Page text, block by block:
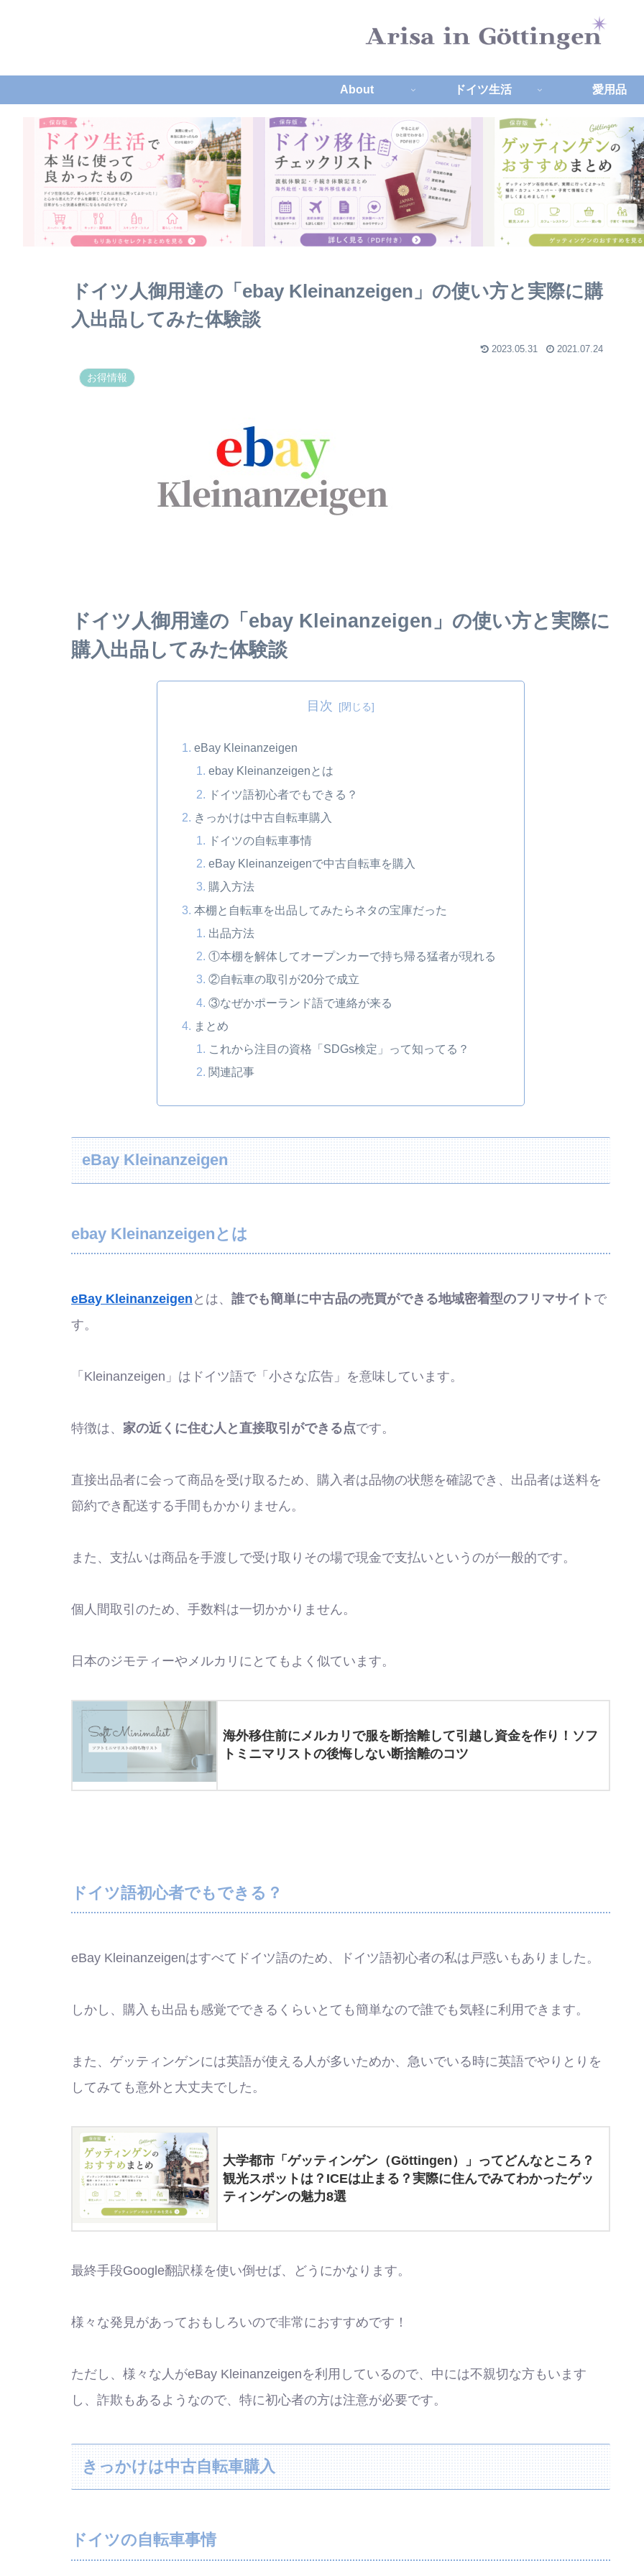
About ドイツ生活 愛用品
ドイツ人御用達の「ebay Kleinanzeigen」の使い方と実際に購
入出品してみた体験談
2023.05.31 2021.07.24
お得情報
ドイツ人御用達の「ebay Kleinanzeigen」の使い方と実際に
購入出品してみた体験談
目次
eBay Kleinanzeigen
ebay Kleinanzeigenとは
ドイツ語初心者でもできる？
きっかけは中古自転車購入
ドイツの自転車事情
eBay Kleinanzeigenで中古自転車を購入
購入方法
本棚と自転車を出品してみたらネタの宝庫だった
出品方法
①本棚を解体してオープンカーで持ち帰る猛者が現れる
②自転車の取引が20分で成立
③なぜかポーランド語で連絡が来る
まとめ
これから注目の資格「SDGs検定」って知ってる？
関連記事
eBay Kleinanzeigen
ebay Kleinanzeigenとは
eBay Kleinanzeigen とは、 誰でも簡単に中古品の売買ができる地域密着型のフリマサイト で
す。
「Kleinanzeigen」はドイツ語で「小さな広告」を意味しています。
特徴は、 家の近くに住む人と直接取引ができる点です。
直接出品者に会って商品を受け取るため、購入者は品物の状態を確認でき、出品者は送料を
節約でき配送する手間もかかりません。
また、支払いは商品を手渡しで受け取りその場で現金で支払いというのが一般的です。
個人間取引のため、手数料は一切かかりません。
日本のジモティーやメルカリにとてもよく似ています。
海外移住前にメルカリで服を断捨離して引越し資金を作り！ソフ
トミニマリストの後悔しない断捨離のコツ
ドイツ語初心者でもできる？
eBay Kleinanzeigenはすべてドイツ語のため、ドイツ語初心者の私は戸惑いもありました。
しかし、購入も出品も感覚でできるくらいとても簡単なので誰でも気軽に利用できます。
また、ゲッティンゲンには英語が使える人が多いためか、急いでいる時に英語でやりとりを
してみても意外と大丈夫でした。
大学都市「ゲッティンゲン（Göttingen）」ってどんなところ？
観光スポットは？ICEは止まる？実際に住んでみてわかったゲッ
ティンゲンの魅力8選
最終手段Google翻訳様を使い倒せば、どうにかなります。
様々な発見があっておもしろいので非常におすすめです！
ただし、様々な人がeBay Kleinanzeigenを利用しているので、中には不親切な方もいます
し、詐欺もあるようなので、特に初心者の方は注意が必要です。
きっかけは中古自転車購入
ドイツの自転車事情